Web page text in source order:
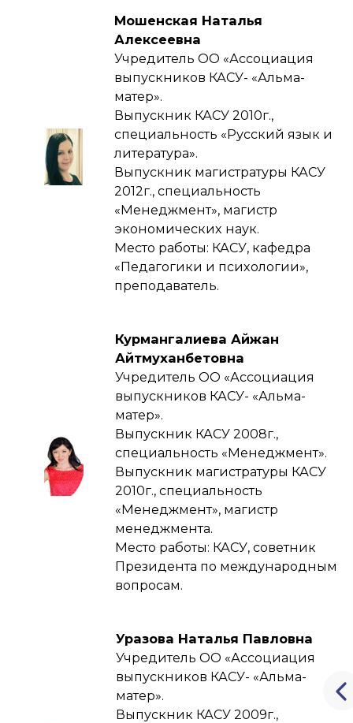
Мошенская Наталья
Алексеевна
Учредитель ОО «Ассоциация
выпускников КАСУ- «Альма-
матер».
Выпускник КАСУ 2010г.,
специальность «Русский язык и
литература».
Выпускник магистратуры КАСУ
2012г., специальность
«Менеджмент», магистр
экономических наук.
Место работы: КАСУ, кафедра
«Педагогики и психологии»,
преподаватель.
Курмангалиева Айжан
Айтмуханбетовна
Учредитель ОО «Ассоциация
выпускников КАСУ- «Альма-
матер».
Выпускник КАСУ 2008г.,
специальность «Менеджмент».
Выпускник магистратуры КАСУ
2010г., специальность
«Менеджмент», магистр
менеджмента.
Место работы: КАСУ, советник
Президента по международным
вопросам.
Уразова Наталья Павловна
Учредитель ОО «Ассоциация
выпускников КАСУ- «Альма-
матер».
Выпускник КАСУ 2009г.,